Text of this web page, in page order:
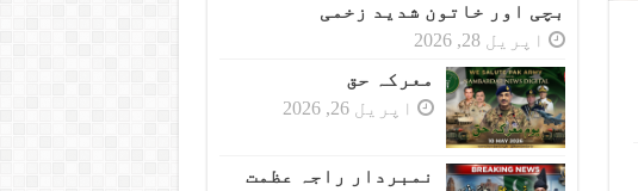
بچی اور خاتون شدید زخمی
اپریل 28, 2026
معرکہ حق
اپریل 26, 2026
نمبردار راجہ عظمت